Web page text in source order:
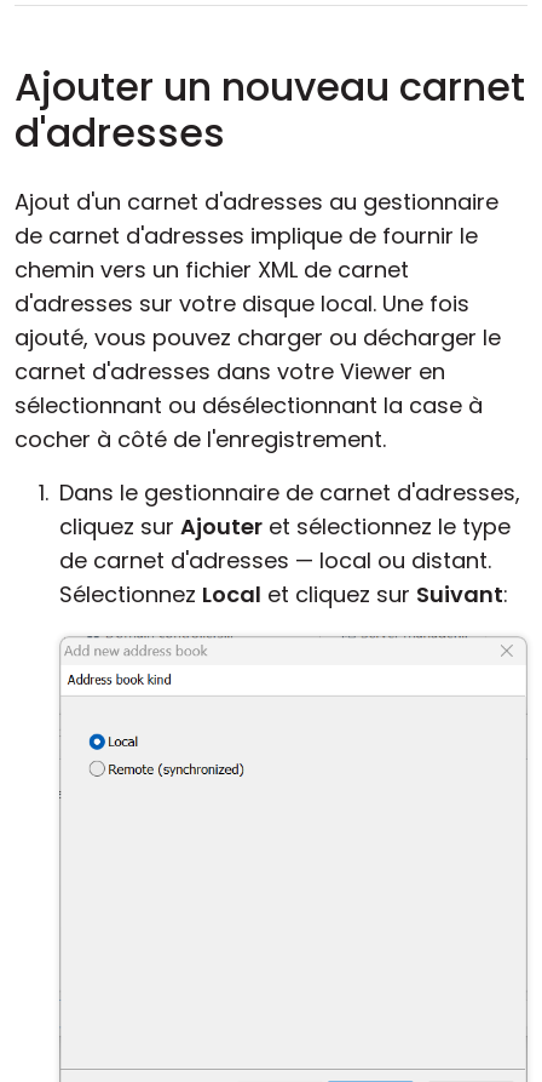
Ajouter un nouveau carnet
d'adresses
Ajout d'un carnet d'adresses au gestionnaire
de carnet d'adresses implique de fournir le
chemin vers un fichier XML de carnet
d'adresses sur votre disque local. Une fois
ajouté, vous pouvez charger ou décharger le
carnet d'adresses dans votre Viewer en
sélectionnant ou désélectionnant la case à
cocher à côté de l'enregistrement.
Dans le gestionnaire de carnet d'adresses,
cliquez sur Ajouter et sélectionnez le type
de carnet d'adresses — local ou distant.
Sélectionnez Local et cliquez sur Suivant: